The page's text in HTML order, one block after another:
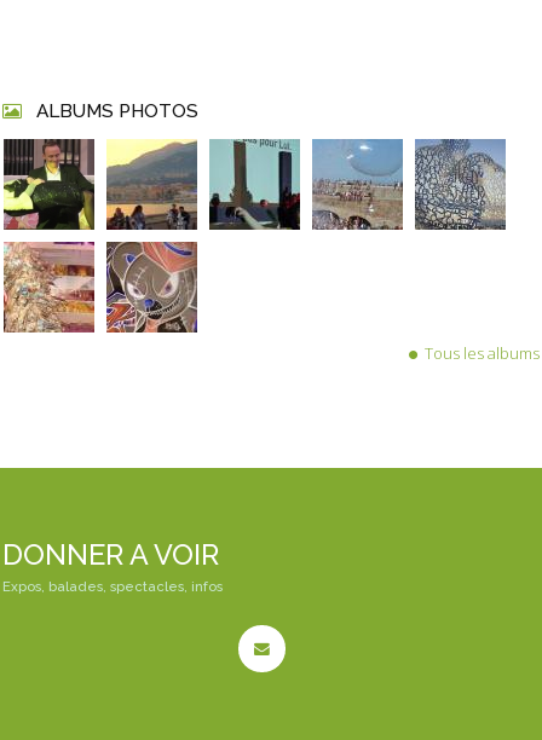
ALBUMS PHOTOS
Tous les albums
DONNER A VOIR
Expos, balades, spectacles, infos